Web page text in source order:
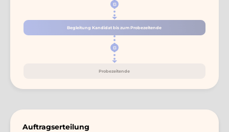
Begleitung Kandidat bis zum Probezeitende
Probezeitende
Auftragserteilung